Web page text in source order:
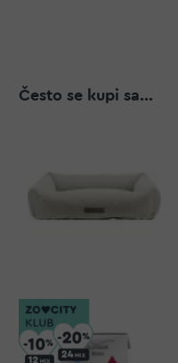
Često se kupi sa...